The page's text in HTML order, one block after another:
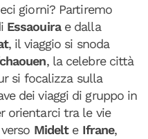
giorni? Partiremo
Essaouira e dalla
, il viaggio si snoda
, la celebre città
si focalizza sulla
dei viaggi di gruppo in
orientarci tra le vie
Midelt e Ifrane,